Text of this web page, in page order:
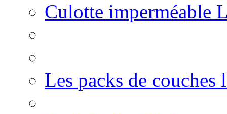
Culotte imperméable
Les packs de couches